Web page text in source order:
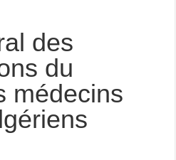
des
du
médecins